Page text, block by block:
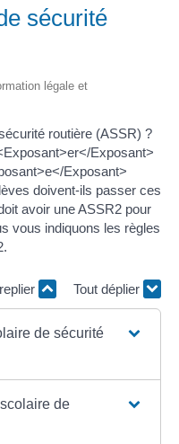
sécurité
légale et
routière (ASSR) ?
Exposant>
Exposant>
doivent-ils passer ces
avoir une ASSR2 pour
vous indiquons les règles
Tout déplier
de sécurité
de